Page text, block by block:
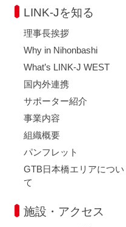
LINK-Jを知る
理事長挨拶
Why in Nihonbashi
What’s LINK-J WEST
国内外連携
サポーター紹介
事業内容
組織概要
パンフレット
GTB日本橋エリアについ
て
施設・アクセス